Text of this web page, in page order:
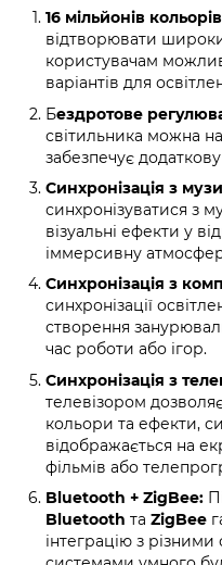
16 мільйонів кольорів
відтворювати
користувачам
варіантів для
Бездротове
світильника можна
забезпечує
Синхронізація з
синхронізуватися з
візуальні ефекти у
іммерсивну
Синхронізація з
синхронізації
створення
час роботи або ігор.
Синхронізація з
телевізором
кольори та ефекти,
відображається на
фільмів або
Bluetooth + ZigBee:
Bluetooth та ZigBee
інтеграцію з